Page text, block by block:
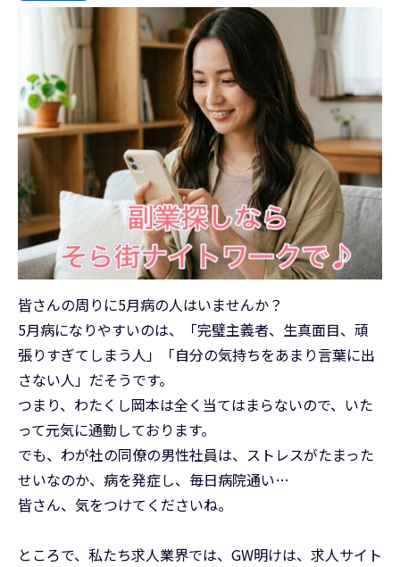
皆さんの周りに5月病の人はいませんか？
5月病になりやすいのは、「完璧主義者、生真面目、頑
張りすぎてしまう人」「自分の気持ちをあまり言葉に出
さない人」だそうです。
つまり、わたくし岡本は全く当てはまらないので、いた
って元気に通勤しております。
でも、わが社の同僚の男性社員は、ストレスがたまった
せいなのか、病を発症し、毎日病院通い…
皆さん、気をつけてくださいね。
ところで、私たち求人業界では、GW明けは、求人サイト